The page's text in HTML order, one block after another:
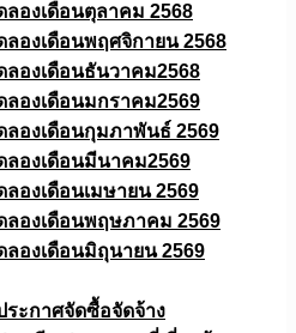
ลองเดือนตุลาคม 2568
ลองเดือนพฤศจิกายน 2568
ลองเดือนธันวาคม2568
ลองเดือนมกราคม2569
ลองเดือนกุมภาพันธ์ 2569
ลองเดือนมีนาคม2569
ลองเดือนเมษายน 2569
ลองเดือนพฤษภาคม 2569
ลองเดือนมิถุนายน 2569
ระกาศจัดซื้อจัดจ้าง